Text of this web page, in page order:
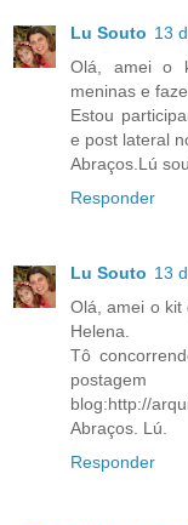
Lu Souto 13
Olá, amei o
meninas e
Estou
e post lateral
Abraços.Lú
Responder
Lu Souto 13
Olá, amei o kit
Helena.
Tô
blog:http://
Abraços. Lú.
Responder